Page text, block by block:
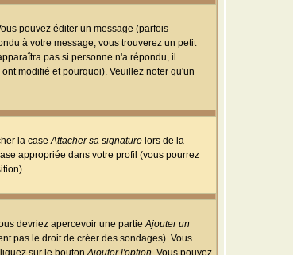
pouvez éditer un message (parfois
à votre message, vous trouverez un petit
pas si personne n'a répondu, il
modifié et pourquoi). Veuillez noter qu'un
la caseAttacher sa signature lors de la
appropriée dans votre profil (vous pourrez
devriez apercevoir une partieAjouter un
pas le droit de créer des sondages). Vous
sur le boutonAjouter l'option. Vous pouvez